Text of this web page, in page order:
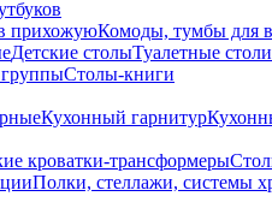
прихожуюКомоды, тумбы для
Детские столыТуалетные
Столы-книги
Кухонный гарнитур
кроватки-трансформеры
Полки, стеллажи, системы